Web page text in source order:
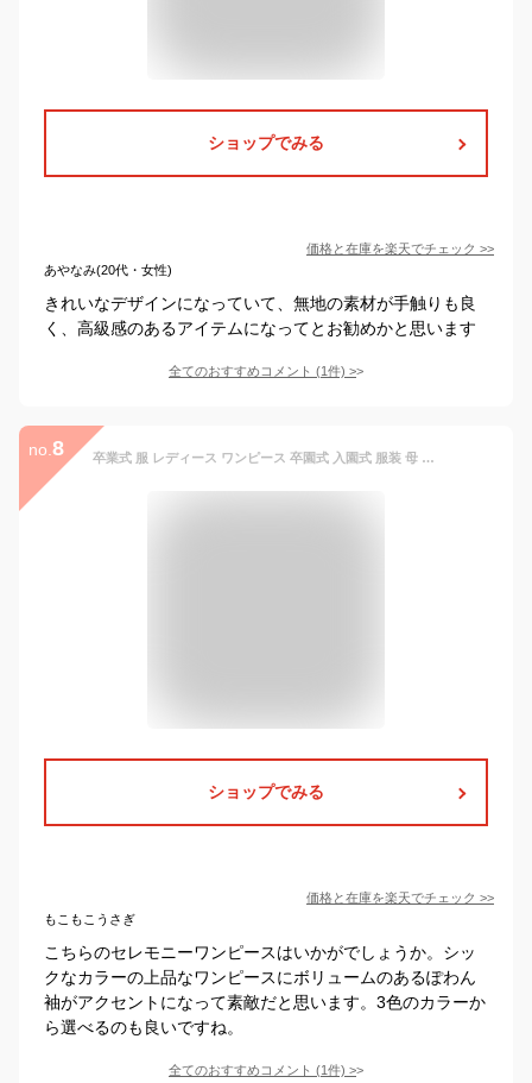
ショップでみる
価格と在庫を楽天でチェック >>
あやなみ(20代・女性)
きれいなデザインになっていて、無地の素材が手触りも良
く、高級感のあるアイテムになってとお勧めかと思います
全てのおすすめコメント (1件) >
no. 8 卒業式 服 レディース ワンピース 卒園式 入園式 服装 母 ママ 入学式 セレモニースーツ 通勤 七五三 お宮参り おしゃれ 新作
ショップでみる
価格と在庫を楽天でチェック >>
もこもこうさぎ
こちらのセレモニーワンピースはいかがでしょうか。シッ
クなカラーの上品なワンピースにボリュームのあるぽわん
袖がアクセントになって素敵だと思います。3色のカラーか
ら選べるのも良いですね。
全てのおすすめコメント (1件) >